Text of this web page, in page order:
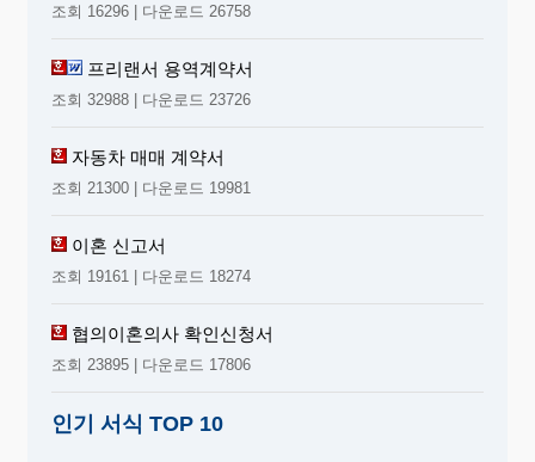
조회 16296 | 다운로드 26758
프리랜서 용역계약서
조회 32988 | 다운로드 23726
자동차 매매 계약서
조회 21300 | 다운로드 19981
이혼 신고서
조회 19161 | 다운로드 18274
협의이혼의사 확인신청서
조회 23895 | 다운로드 17806
인기 서식 TOP 10